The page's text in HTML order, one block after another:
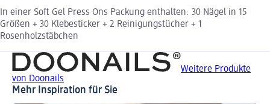
In einer Soft Gel Press Ons Packung enthalten: 30 Nägel in 15
Größen + 30 Klebesticker + 2 Reinigungstücher + 1
Rosenholzstäbchen
Weitere Produkte
von Doonails
Mehr Inspiration für Sie